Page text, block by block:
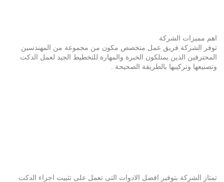
اهم مميزات الشركة
توفر الشركة فريق عمل متخصص مكون من مجموعة من المهندسين
المحترفين الذين يمتلكون الخبرة والمهارة للتخطيط الجيد لعمل الدكت
وتصنيعها وتركيبها بالطريقة الصحيحة .
تمتاز الشركة بتوفير افضل الادوات التى تعمل على تثبيت اجزاء الدكت